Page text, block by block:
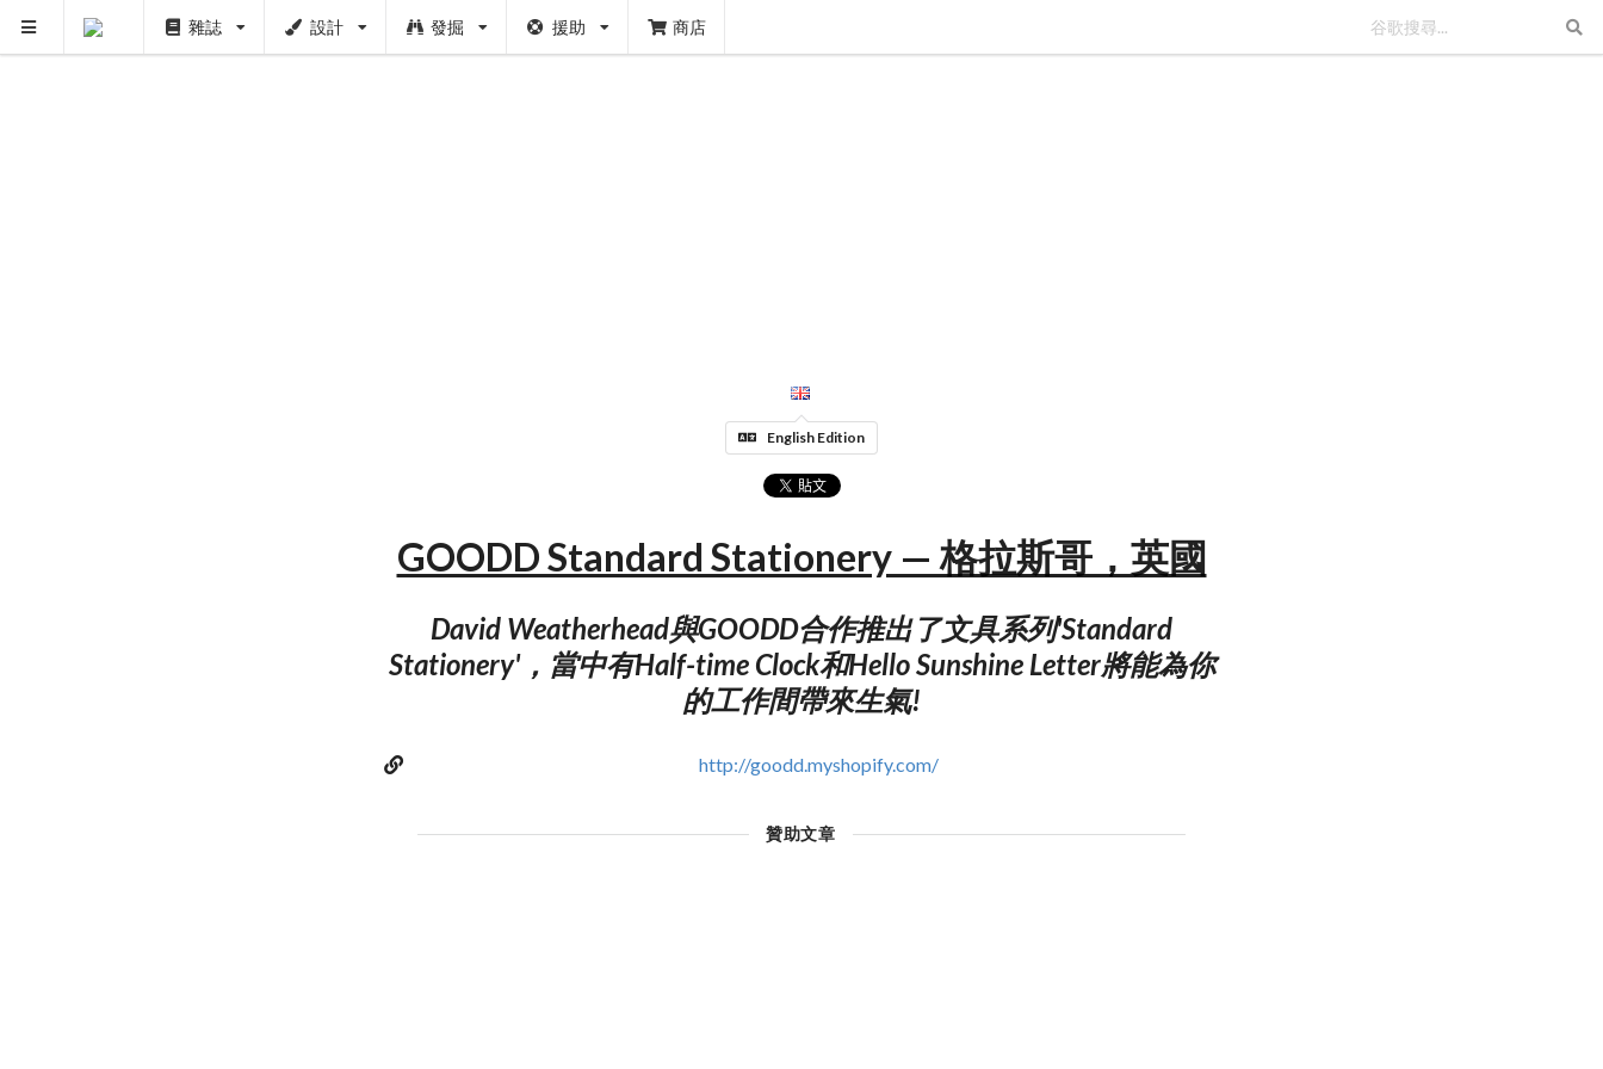
雜誌 設計 發掘 援助 商店
English Edition
GOODD Standard Stationery — 格拉斯哥，英國
David Weatherhead與GOODD合作推出了文具系列'Standard
Stationery'，當中有Half-time Clock和Hello Sunshine Letter將能為你
的工作間帶來生氣!
http://goodd.myshopify.com/
贊助文章